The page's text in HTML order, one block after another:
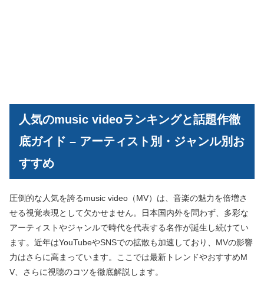
人気のmusic videoランキングと話題作徹
底ガイド – アーティスト別・ジャンル別お
すすめ
圧倒的な人気を誇るmusic video（MV）は、音楽の魅力を倍増さ
せる視覚表現として欠かせません。日本国内外を問わず、多彩な
アーティストやジャンルで時代を代表する名作が誕生し続けてい
ます。近年はYouTubeやSNSでの拡散も加速しており、MVの影響
力はさらに高まっています。ここでは最新トレンドやおすすめM
V、さらに視聴のコツを徹底解説します。